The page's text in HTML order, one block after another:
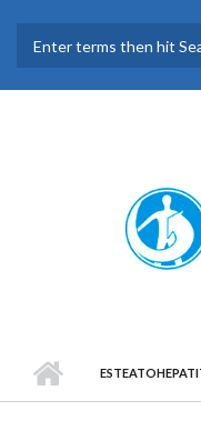
BÚSQUEDA